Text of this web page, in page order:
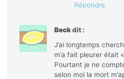
Répondre
Beck dit :
J’ai longtemps
m’a fait pleurer était
Pourtant je ne
selon moi la mort